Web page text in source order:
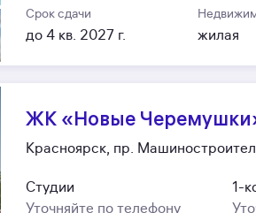
Срок сдачи
до 4 кв. 2027 г. жилая
ЖК «Новые
Красноярск, пр.
Студии
Уточняйте по телефону
1-